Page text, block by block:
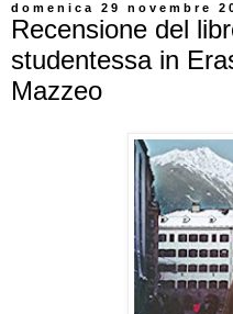
domenica 29 novembre
Recensione del
studentessa in
Mazzeo